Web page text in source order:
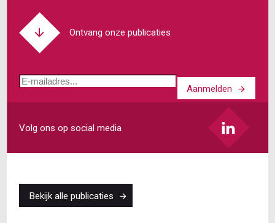
Ontvang onze publicaties
E-
Aanmelden
Volg ons op social media
Bekijk alle publicaties